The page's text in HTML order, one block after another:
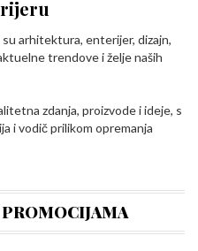
arhitektura, enterijer, dizajn,
trendove i želje naših
zdanja, proizvode i ideje, s
i vodič prilikom opremanja
PROMOCIJAMA